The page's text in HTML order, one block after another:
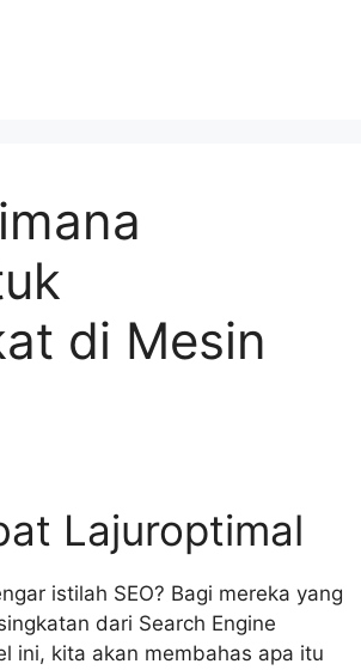
di Mesin
Lajuroptimal
istilah SEO? Bagi mereka yang
dari Search Engine
ini, kita akan membahas apa itu